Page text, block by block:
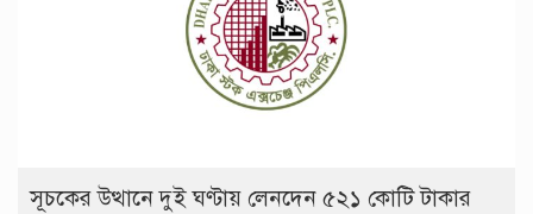
সূচকের উত্থানে দুই ঘণ্টায় লেনদেন ৫২১ কোটি টাকার